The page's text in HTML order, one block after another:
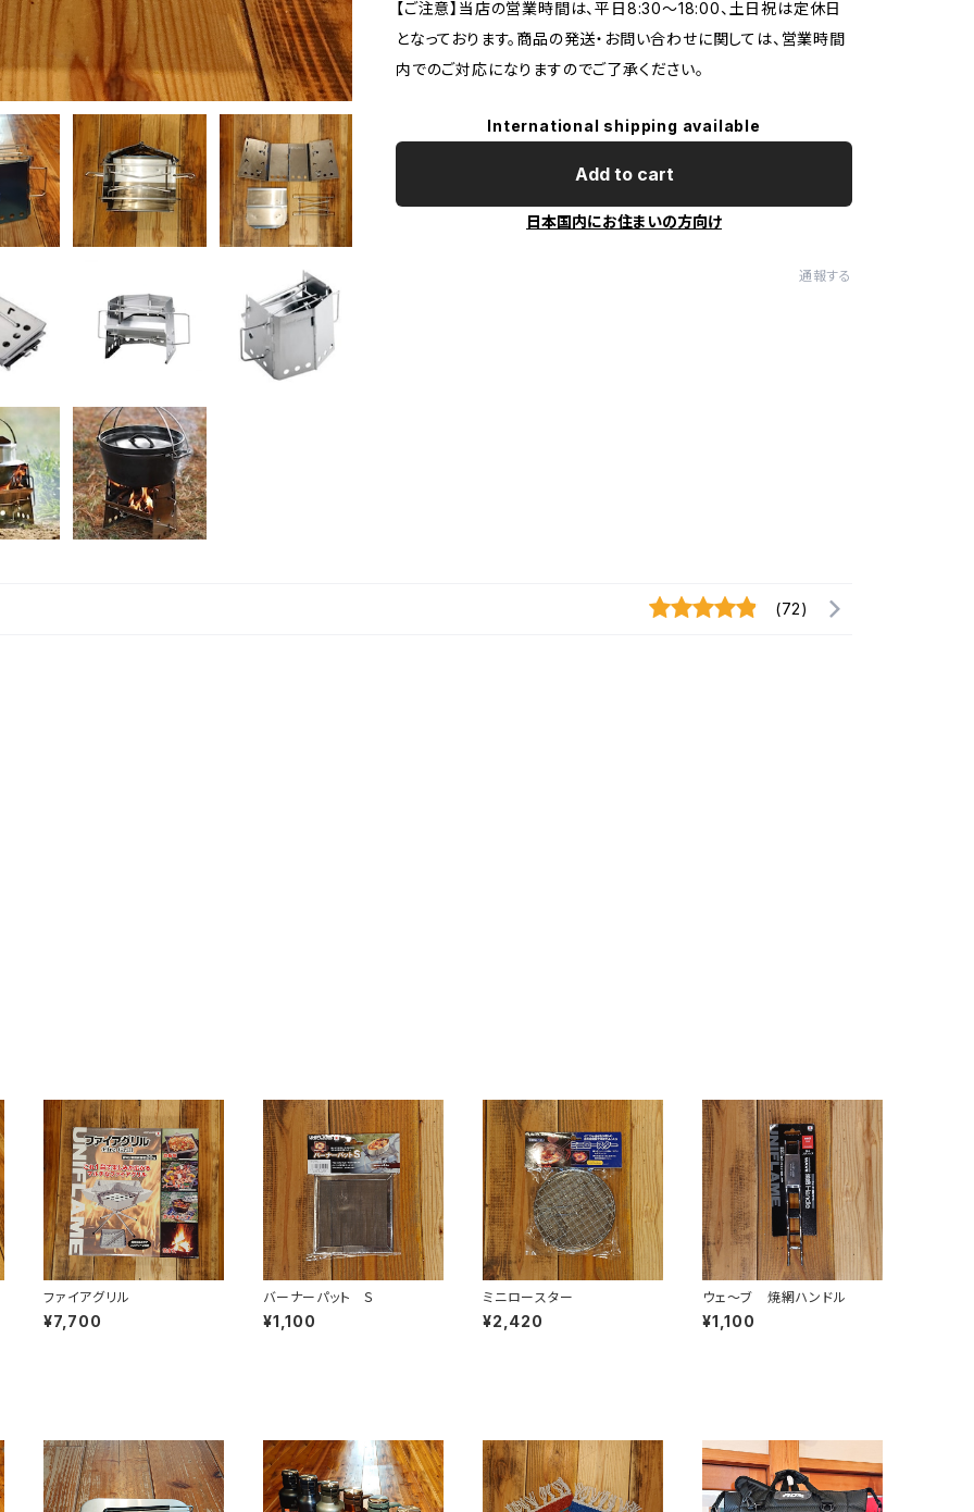
【ご注意】当店の営業時間は、平日8:30～18:00、土日祝は定休日
となっております。商品の発送・お問い合わせに関しては、営業時間
内でのご対応になりますのでご了承ください。
International shipping available
Add to cart
日本国内にお住まいの方向け
通報する
(72)
ファイアグリル
¥7,700
バーナーパット Ｓ
¥1,100
ミニロースター
¥2,420
ウェ～ブ 焼網ハンドル
¥1,100